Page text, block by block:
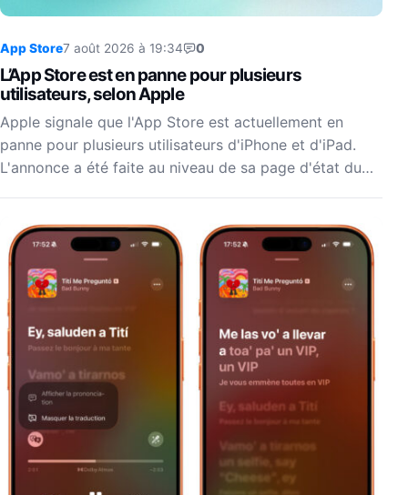
App Store7 août 2026 à 19:34 0
L’App Store est en panne pour plusieurs
utilisateurs, selon Apple
Apple signale que l'App Store est actuellement en
panne pour plusieurs utilisateurs d'iPhone et d'iPad.
L'annonce a été faite au niveau de sa page d'état du…